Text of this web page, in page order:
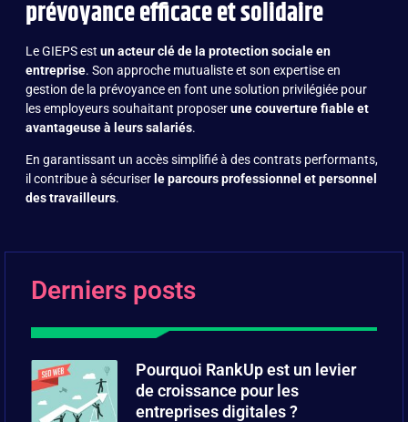
prévoyance efficace et solidaire
Le GIEPS est un acteur clé de la protection sociale en
entreprise. Son approche mutualiste et son expertise en
gestion de la prévoyance en font une solution privilégiée pour
les employeurs souhaitant proposerune couverture fiable et
avantageuse à leurs salariés.
En garantissant un accès simplifié à des contrats performants,
il contribue à sécuriser le parcours professionnel et personnel
des travailleurs.
Derniers posts
Pourquoi RankUp est un levier
de croissance pour les
entreprises digitales ?